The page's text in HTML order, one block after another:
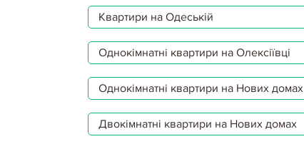
Квартири на Одеській
Однокімнатні квартири на Олексіївці
Однокімнатні квартири на Нових домах
Двокімнатні квартири на Нових домах